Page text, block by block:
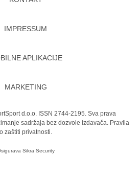
IMPRESSUM
APLIKACIJE
MARKETING
d.o.o. ISSN 2744-2195. Sva prava
sadržaja bez dozvole izdavača. Pravila
o zaštiti privatnosti.
Sikra Security